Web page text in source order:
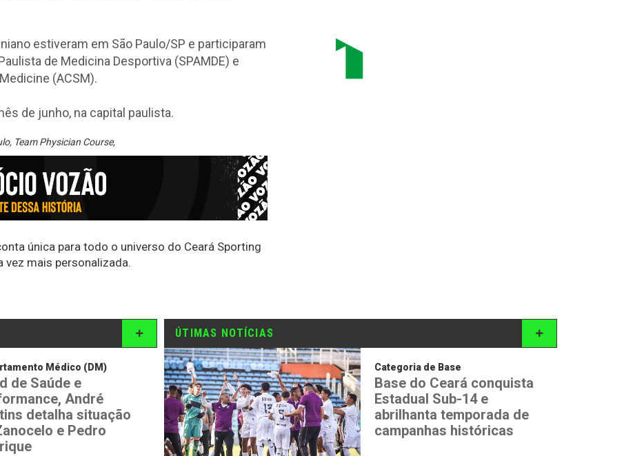
estiveram em São Paulo/SP e participaram
de Medicina Desportiva (SPAMDE) e
(ACSM).
de junho, na capital paulista.
, Team Physician Course,
única para todo o universo do Ceará Sporting
vez mais personalizada.
Médico (DM)
de Saúde e
André
detalha situação
e Pedro
ÚTIMAS NOTÍCIAS
Categoria de Base
Base do Ceará conquista
Estadual Sub-14 e
abrilhanta temporada de
campanhas históricas